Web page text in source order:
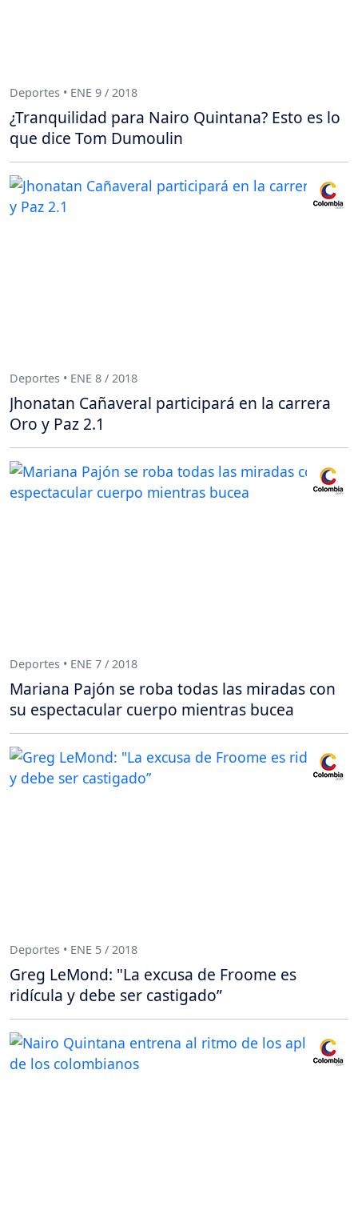
Deportes • ENE 9 / 2018
¿Tranquilidad para Nairo Quintana? Esto es lo
que dice Tom Dumoulin
Deportes • ENE 8 / 2018
Jhonatan Cañaveral participará en la carrera
Oro y Paz 2.1
Deportes • ENE 7 / 2018
Mariana Pajón se roba todas las miradas con
su espectacular cuerpo mientras bucea
Deportes • ENE 5 / 2018
Greg LeMond: "La excusa de Froome es
ridícula y debe ser castigado”